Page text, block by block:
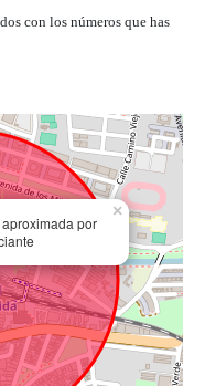
con los números que has
por
×